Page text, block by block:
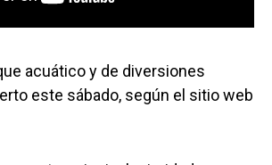
acuático y de diversiones
este sábado, según el sitio web